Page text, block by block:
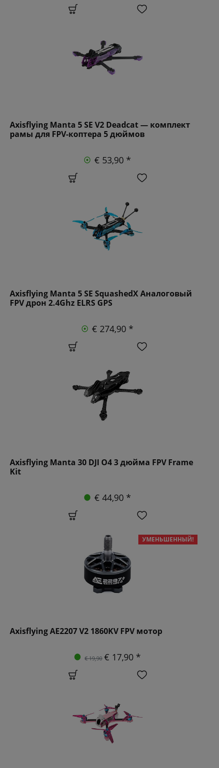
Axisflying Manta 5 SE V2 Deadcat — комплект
рамы для FPV-коптера 5 дюймов
€ 53,90 *
Axisflying Manta 5 SE SquashedX Аналоговый
FPV дрон 2.4Ghz ELRS GPS
€ 274,90 *
Axisflying Manta 30 DJI O4 3 дюйма FPV Frame
Kit
€ 44,90 *
УМЕНЬШЕННЫЙ!
Axisflying AE2207 V2 1860KV FPV мотор
€ 19,90 € 17,90 *